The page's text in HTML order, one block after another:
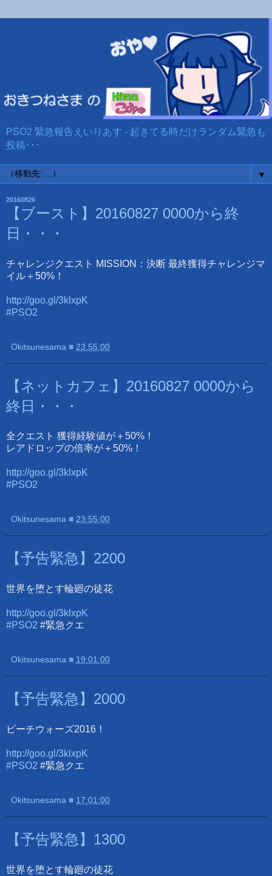
PSO2 緊急報告えいりあす - 起きてる時だけランダム緊急も
投稿･･･
▼
20160826
【ブースト】 20160827 0000から終
日・・・
チャレンジクエスト MISSION：決断 最終獲得チャレンジマ
イル＋50%！
http://goo.gl/3klxpK
#PSO2
Okitsunesama ■ 23:55:00
【ネットカフェ】 20160827 0000から
終日・・・
全クエスト 獲得経験値が＋50%！
レアドロップの倍率が＋50%！
http://goo.gl/3klxpK
#PSO2
Okitsunesama ■ 23:55:00
【予告緊急】2200
世界を堕とす輪廻の徒花
http://goo.gl/3klxpK
#PSO2 #緊急クエ
Okitsunesama ■ 19:01:00
【予告緊急】2000
ビーチウォーズ2016！
http://goo.gl/3klxpK
#PSO2 #緊急クエ
Okitsunesama ■ 17:01:00
【予告緊急】1300
世界を堕とす輪廻の徒花